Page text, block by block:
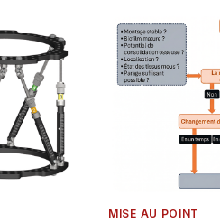
MISE AU POINT